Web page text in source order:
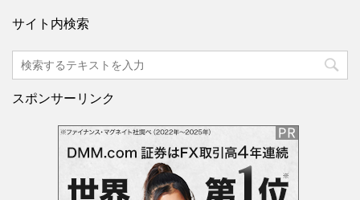
サイト内検索
スポンサーリンク